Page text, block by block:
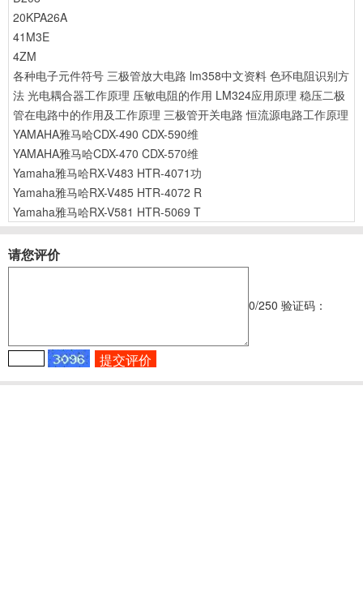
20KPA26A
41M3E
4ZM
各种电子元件符号 三极管放大电路 lm358中文资料 色环电阻识别方
法 光电耦合器工作原理 压敏电阻的作用 LM324应用原理 稳压二极
管在电路中的作用及工作原理 三极管开关电路 恒流源电路工作原理
YAMAHA雅马哈CDX-490 CDX-590维
YAMAHA雅马哈CDX-470 CDX-570维
Yamaha雅马哈RX-V483 HTR-4071功
Yamaha雅马哈RX-V485 HTR-4072 R
Yamaha雅马哈RX-V581 HTR-5069 T
请您评价
0/250 验证码：